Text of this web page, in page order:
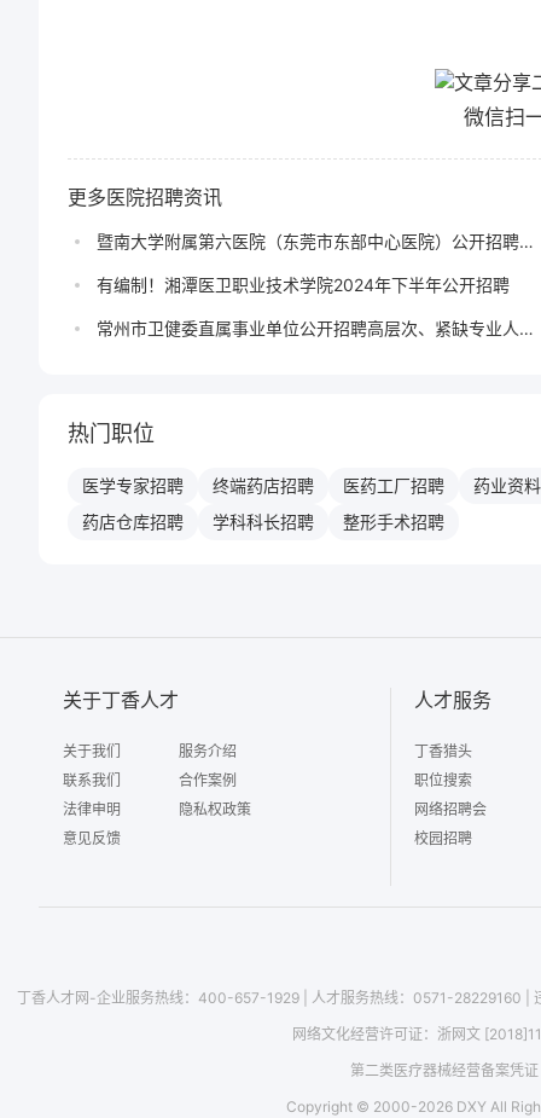
微信扫
更多医院招聘资讯
暨南大学附属第六医院（东莞市东部中心医院）公开招聘高
有编制！湘潭医卫职业技术学院2024年下半年公开招聘
常州市卫健委直属事业单位公开招聘高层次、紧缺专业人才
热门职位
医学专家招聘 终端药店招聘 医药工厂招聘
药业资料
药店仓库招聘 学科科长招聘 整形手术招聘
关于丁香人才
关于我们
联系我们
法律申明
意见反馈
服务介绍
合作案例
隐私权政策
人才服务
丁香猎头
职位搜索
网络招聘会
校园招聘
丁香人才网-企业服务热线：400-657-1929| 人才服务热线：0571-28229160
网络文化经营许可证： 浙网文
第二类医疗器械经营备案凭
Copyright © 2000-2026DXY All